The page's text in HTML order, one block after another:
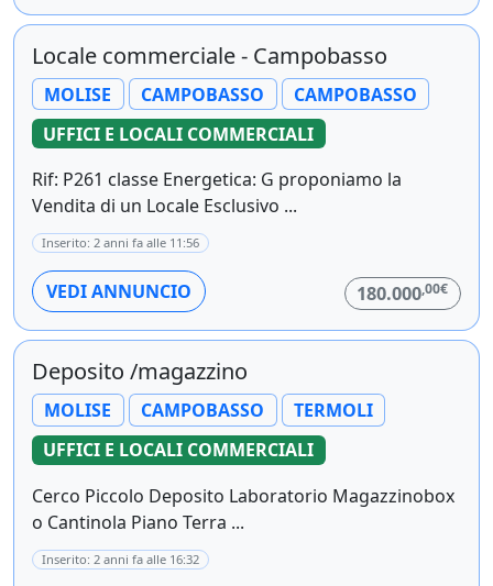
Locale commerciale - Campobasso
MOLISE CAMPOBASSO
CAMPOBASSO
UFFICI E LOCALI COMMERCIALI
Rif: P261 classe Energetica: G proponiamo la
Vendita di un Locale Esclusivo ...
Inserito: 2 anni fa alle 11:56
VEDI ANNUNCIO 180.000,00€
Deposito /magazzino
MOLISE CAMPOBASSO
TERMOLI
UFFICI E LOCALI COMMERCIALI
Cerco Piccolo Deposito Laboratorio Magazzinobox
o Cantinola Piano Terra ...
Inserito: 2 anni fa alle 16:32